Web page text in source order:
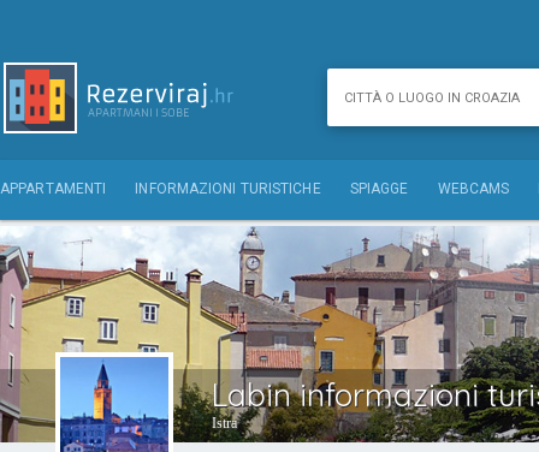
APPARTAMENTI INFORMAZIONI TURISTICHE SPIAGGE WEBCAMS
Labin informazioni
Istra